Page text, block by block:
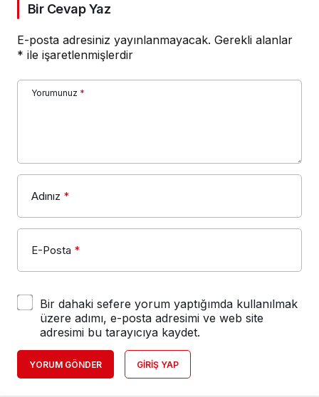
Bir Cevap Yaz
E-posta adresiniz yayınlanmayacak. Gerekli alanlar
* ile işaretlenmişlerdir
Yorumunuz *
Adınız *
E-Posta *
Bir dahaki sefere yorum yaptığımda kullanılmak
üzere adımı, e-posta adresimi ve web site
adresimi bu tarayıcıya kaydet.
YORUM GÖNDER GIRIŞ YAP